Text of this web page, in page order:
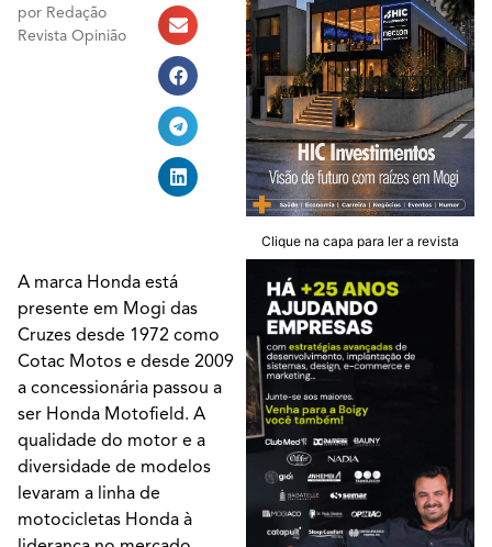
por Redação
Revista Opinião
A marca Honda está
presente em Mogi das
Cruzes desde 1972 como
Cotac Motos e desde 2009
a concessionária passou a
ser Honda Motofield. A
qualidade do motor e a
diversidade de modelos
levaram a linha de
motocicletas Honda à
Clique na capa para ler a revista